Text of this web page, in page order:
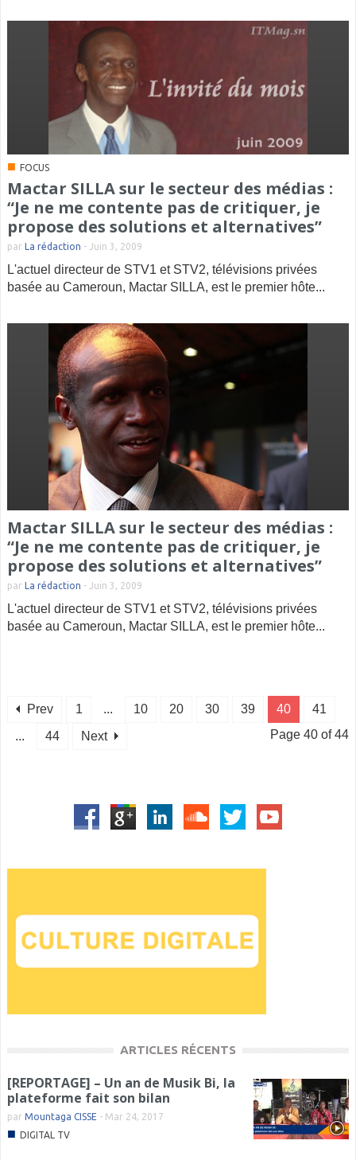
■ FOCUS
Mactar SILLA sur le secteur des médias :
“Je ne me contente pas de critiquer, je
propose des solutions et alternatives”
par La rédaction - Juin 3, 2009
L'actuel directeur de STV1 et STV2, télévisions privées
basée au Cameroun, Mactar SILLA, est le premier hôte...
Mactar SILLA sur le secteur des médias :
“Je ne me contente pas de critiquer, je
propose des solutions et alternatives”
par La rédaction - Juin 3, 2009
L'actuel directeur de STV1 et STV2, télévisions privées
basée au Cameroun, Mactar SILLA, est le premier hôte...
Prev 1 ... 10 20 30 39 40
41
...
44 Next Page 40 of 44
ARTICLES RÉCENTS
[REPORTAGE] – Un an de Musik Bi, la
plateforme fait son bilan
par Mountaga CISSE - Mar 24, 2017
■ DIGITAL TV